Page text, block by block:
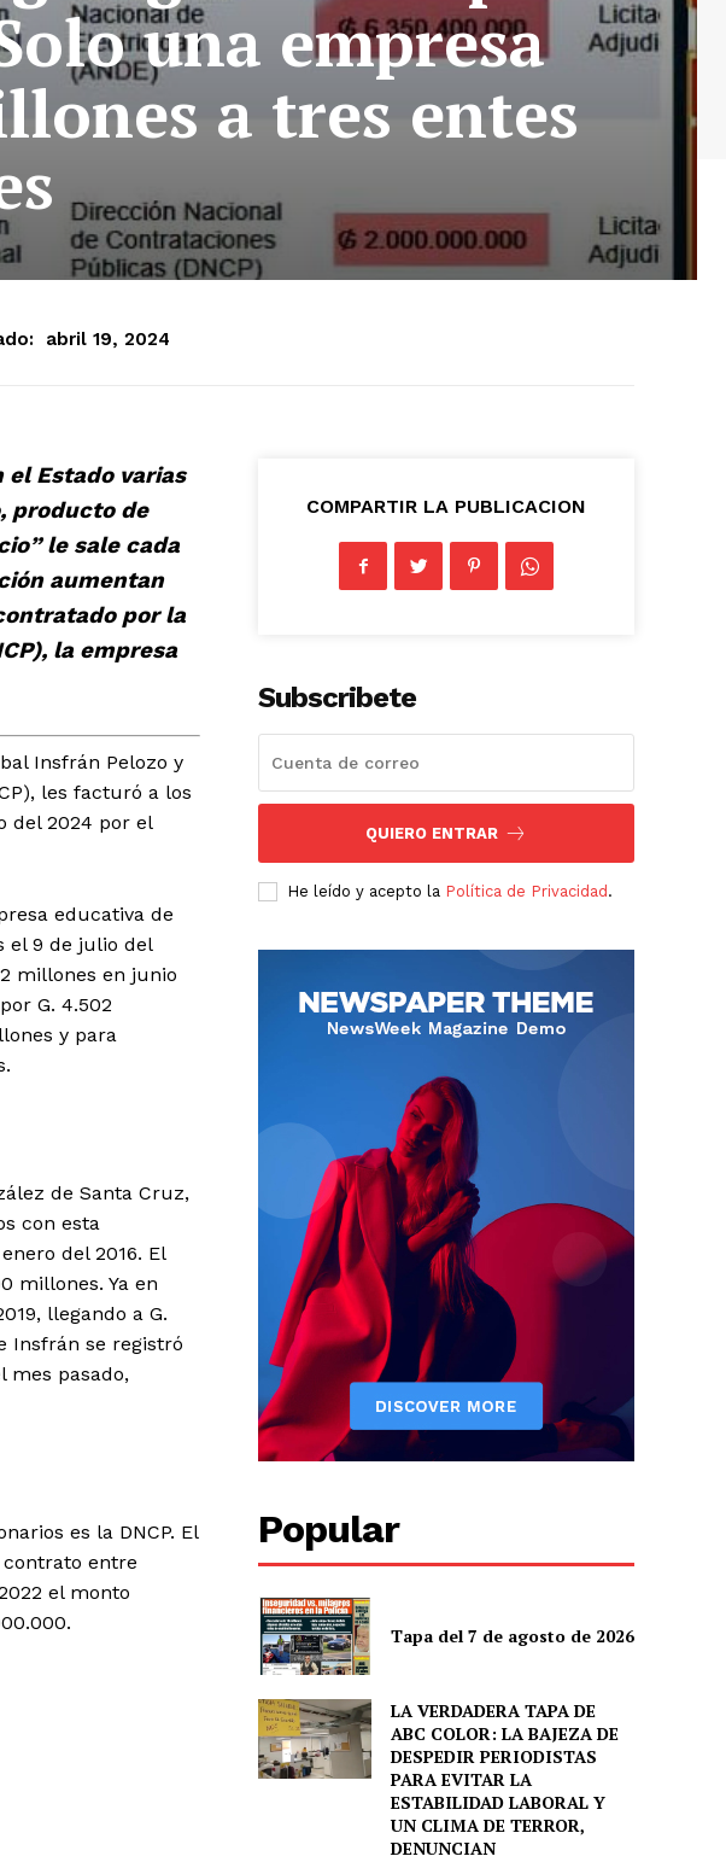
una empresa
a tres entes
abril 19, 2024
el Estado varias
producto de
le sale cada
aumentan
por la
la empresa
Insfrán Pelozo y
les facturó a los
del 2024 por el
educativa de
el 9 de julio del
millones en junio
G. 4.502
y para
de Santa Cruz,
con esta
del 2016. El
millones. Ya en
llegando a G.
Insfrán se registró
mes pasado,
es la DNCP. El
entre
el monto
COMPARTIR LA PUBLICACION
Subscribete
QUIERO ENTRAR
He leído y acepto la Política de Privacidad .
Popular
Tapa del 7 de agosto de 2026
LA VERDADERA TAPA DE
ABC COLOR: LA BAJEZA DE
DESPEDIR PERIODISTAS
PARA EVITAR LA
ESTABILIDAD LABORAL Y
UN CLIMA DE TERROR,
DENUNCIAN